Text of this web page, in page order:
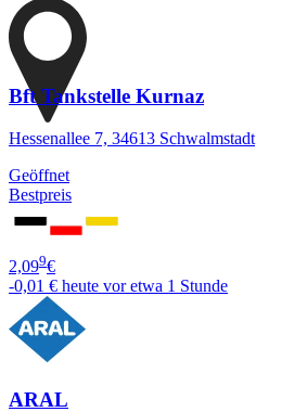
Bft Tankstelle Kurnaz
Hessenallee 7, 34613 Schwalmstadt
Geöffnet
Bestpreis
2,099€
-0,01 € heute vor etwa 1 Stunde
ARAL